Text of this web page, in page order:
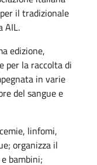
il tradizionale
AIL.
edizione,
per la raccolta di
in varie
del sangue e
linfomi,
organizza il
bambini;